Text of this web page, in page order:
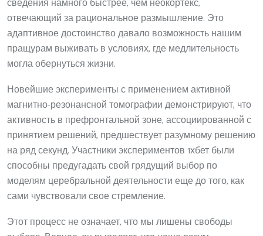
отвечающий за рациональное размышление. Это
адаптивное достоинство давало возможность нашим
пращурам выживать в условиях, где медлительность
могла обернуться жизни.
Новейшие эксперименты с применением активной
магнитно-резонансной томографии демонстрируют, что
активность в префронтальной зоне, ассоциированной с
принятием решений, предшествует разумному решению
на ряд секунд. Участники экспериментов 1хбет были
способны предугадать свой грядущий выбор по
моделям церебральной деятельности еще до того, как
сами чувствовали свое стремление.
Этот процесс не означает, что мы лишены свободы